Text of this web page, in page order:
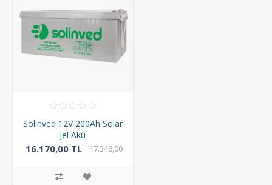
Solinved 12V 200Ah Solar
Jel Akü
16.170,00 TL
17.346,00